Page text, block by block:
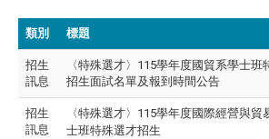
類別 標題
招生
訊息
〈特殊選才〉115學年度國貿系學士班
招生面試名單及報到時間公告
招生
訊息
〈特殊選才〉 115學年度國際經營與貿
士班特殊選才招生